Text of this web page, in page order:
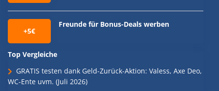
+5€
Freunde für Bonus-Deals werben
Top Vergleiche
GRATIS testen dank Geld-Zurück-Aktion: Valess, Axe Deo,
WC-Ente uvm. (Juli 2026)